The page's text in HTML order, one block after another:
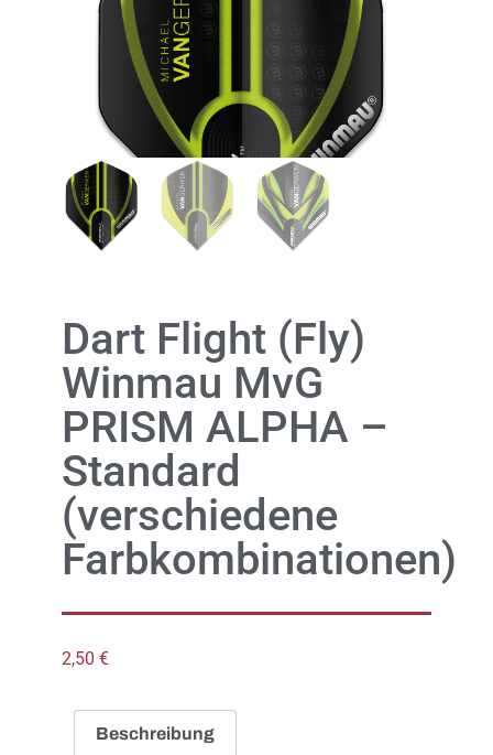
Dart Flight (Fly)
Winmau MvG
PRISM ALPHA –
Standard
(verschiedene
Farbkombinationen)
2,50 €
Beschreibung